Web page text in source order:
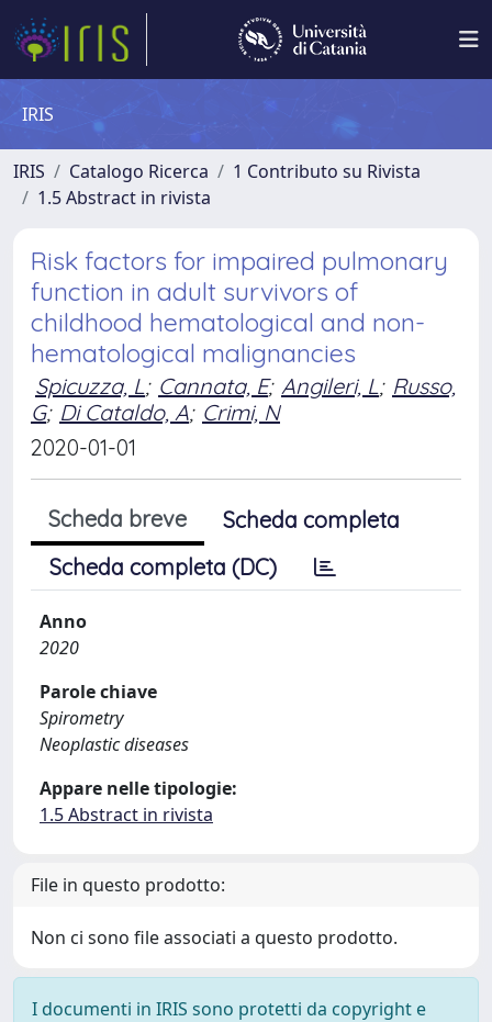
IRIS
IRIS Catalogo Ricerca
1 Contributo su Rivista
1.5 Abstract in rivista
Risk factors for impaired pulmonary
function in adult survivors of
childhood hematological and non-
hematological malignancies
Spicuzza, L; Cannata, E; Angileri, L; Russo,
G; Di Cataldo, A; Crimi, N
2020-01-01
Scheda breve
Scheda completa
Scheda completa (DC)
Anno
2020
Parole chiave
Spirometry
Neoplastic diseases
Appare nelle tipologie:
1.5 Abstract in rivista
File in questo prodotto:
Non ci sono file associati a questo prodotto.
I documenti in IRIS sono protetti da copyright e